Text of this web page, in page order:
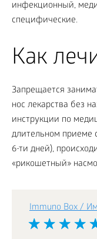
инфекционный,
специфические.
Как
Запрещается
нос лекарства без
инструкции по
длительном приеме
6-ти дней),
«рикошетный»
Immuno Box /